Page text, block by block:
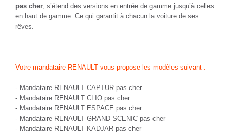
pas cher , s’étend des versions en entrée de gamme jusqu’à celles
en haut de gamme. Ce qui garantit à chacun la voiture de ses
rêves.
Votre mandataire RENAULT vous propose les modèles suivant :
- Mandataire RENAULT CAPTUR pas cher
- Mandataire RENAULT CLIO pas cher
- Mandataire RENAULT ESPACE pas cher
- Mandataire RENAULT GRAND SCENIC pas cher
- Mandataire RENAULT KADJAR pas cher